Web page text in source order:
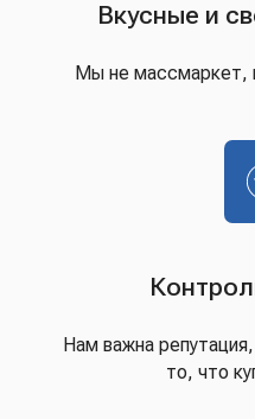
Вкусные и
Мы не массмаркет,
Нам важна
то, что